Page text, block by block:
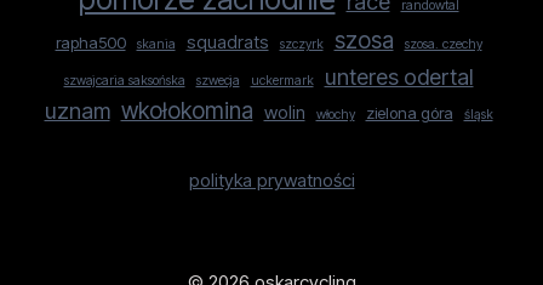
randowtal
rapha500 skania squadrats szczyrk szosa szosa. czechy
szwajcaria saksońska szwecja uckermark
unteres odertal
uznam wkołokomina wolin włochy zielona góra śląsk
polityka prywatności